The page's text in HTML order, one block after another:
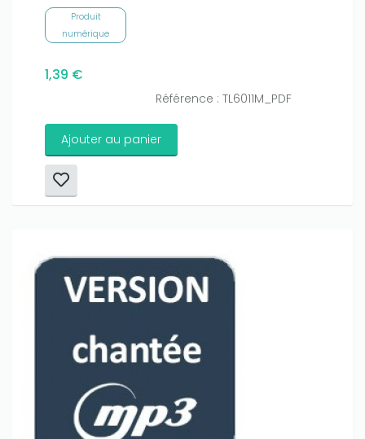
Produit
numérique
1,39 €
Référence : TL6011M_PDF
Ajouter au panier